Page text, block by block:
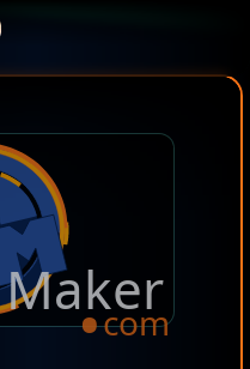
Maker
.com